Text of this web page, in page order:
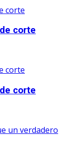
de corte
de corte